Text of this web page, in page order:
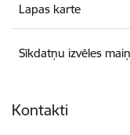
Lapas karte
Sīkdatņu izvēles
Kontakti